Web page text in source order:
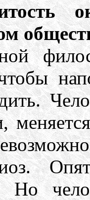
Но